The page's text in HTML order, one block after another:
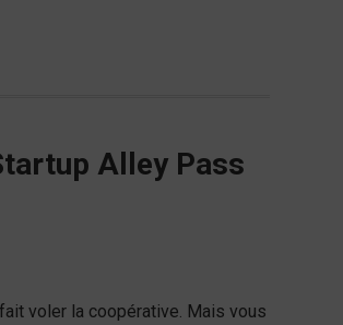
Alley Pass
voler la coopérative. Mais vous